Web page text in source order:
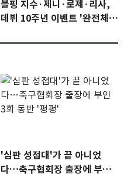
블핑 지수·제니·로제·리사,
데뷔 10주년 이벤트 '완전체'
'심판 성접대'가 끝 아니었
다…축구협회장 출장에 부인